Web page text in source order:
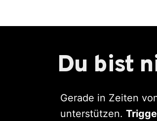
Du bist
Gerade in Zeiten
unterstützen.